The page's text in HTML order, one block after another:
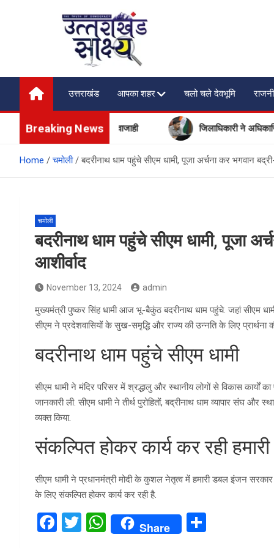
Uttarakhand Shakshya
My News Portal
उत्तराखंड
आपका शहर चलो चले देवभूमि
Breaking News
मसूरी में बढ़ी पर्यटकों की आवाजाही जिलाधिकारी ने अधिकारियों
Home चमोली बदरीनाथ धाम पहुंचे सीएम धामी, पूजा अर्चना कर भगवान
चमोली
बदरीनाथ धाम पहुंचे सीएम धामी, पूजा
आशीर्वाद
November 13, 2024 admin
मुख्यमंत्री पुष्कर सिंह धामी आज भू-बैकुंठ बदरीनाथ धाम पहुंचे. जहां सीएम
सीएम ने प्रदेशवासियों के सुख-समृद्धि और राज्य की उन्नति के लिए प्रार्थना
बदरीनाथ धाम पहुंचे सीएम धामी
सीएम धामी ने मंदिर परिसर में श्रद्धालु और स्थानीय लोगों से विकास कार्यों
जानकारी ली. सीएम धामी ने तीर्थ पुरोहितों, बद्रीनाथ धाम व्यापार संघ
व्यक्त किया.
संकल्पित होकर कार्य कर रही
सीएम धामी ने प्रधानमंत्री मोदी के कुशल नेतृत्व में हमारी डबल इंजन
के लिए संकल्पित होकर कार्य कर रही है.
F
T
W
h
Share